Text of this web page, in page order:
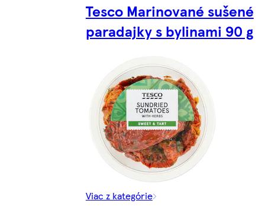
Tesco Marinované sušené
paradajky s bylinami 90 g
Viac z kategórie